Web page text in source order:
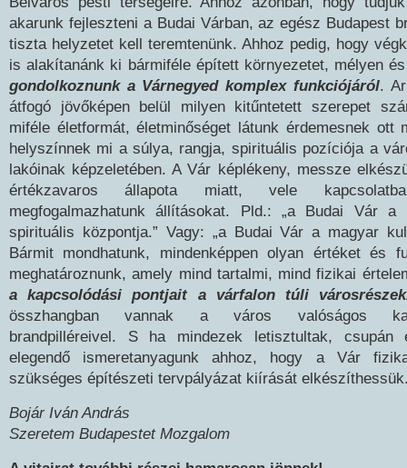
akarunk fejleszteni a Budai Várban, az egész Budapest
tiszta helyzetet kell teremtenünk. Ahhoz pedig, hogy
is alakítanánk ki bármiféle épített környezetet, mélyen
gondolkoznunk a Várnegyed komplex funkciójáról.
átfogó jövőképen belül milyen kitűntetett szerepet
miféle életformát, életminőséget látunk érdemesnek ott
helyszínnek mi a súlya, rangja, spirituális pozíciója a
lakóinak képzeletében. A Vár képlékeny, messze
értékzavaros állapota miatt, vele
megfogalmazhatunk állításokat. Pld.: „a Budai Vár a
spirituális központja.” Vagy: „a Budai Vár a magyar
Bármit mondhatunk, mindenképpen olyan értéket és
meghatároznunk, amely mind tartalmi, mind fizikai
a kapcsolódási pontjait a várfalon túli
összhangban vannak a város valóságos
brandpilléreivel. S ha mindezek letisztultak,
elegendő ismeretanyagunk ahhoz, hogy a Vár
szükséges építészeti tervpályázat kiírását
Bojár Iván András
Szeretem Budapestet Mozgalom